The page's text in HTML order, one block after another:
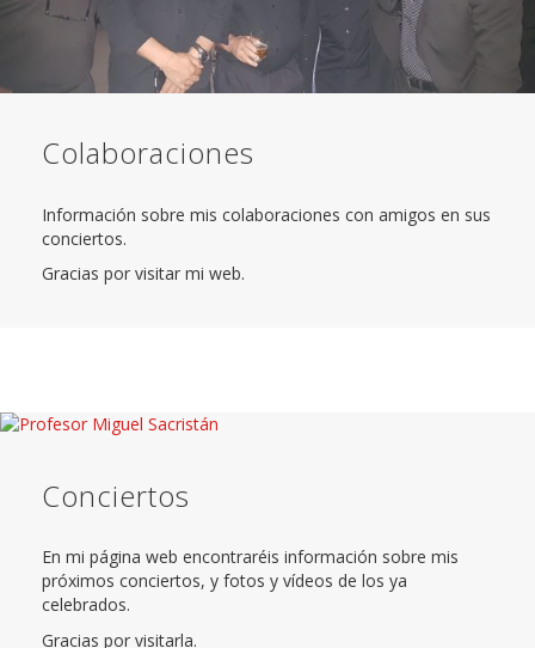
Colaboraciones
Información sobre mis colaboraciones con amigos en sus
conciertos.
Gracias por visitar mi web.
Conciertos
En mi página web encontraréis información sobre mis
próximos conciertos, y fotos y vídeos de los ya
celebrados.
Gracias por visitarla.